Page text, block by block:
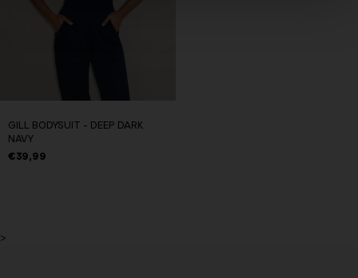
GILL BODYSUIT - DEEP DARK
NAVY
€39,99
>